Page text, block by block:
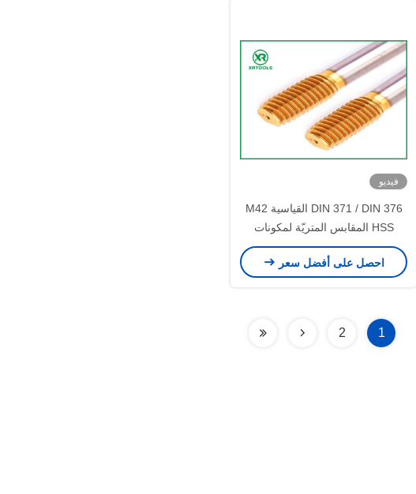
فيديو
DIN 371 / DIN 376 القياسية M42
HSS المقابس المتريّة لمكونات
أدوات الآلات
احصل على أفضل سعر
1
2